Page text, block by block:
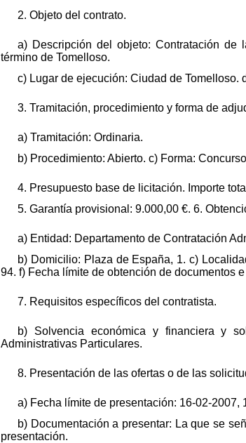
2. Objeto del contrato.
a) Descripción del objeto: Contratación de
término de Tomelloso.
c) Lugar de ejecución: Ciudad de Tomelloso.
3. Tramitación, procedimiento y forma de
a) Tramitación: Ordinaria.
b) Procedimiento: Abierto. c) Forma:
4. Presupuesto base de licitación. Importe
5. Garantía provisional: 9.000,00 €. 6.
a) Entidad: Departamento de Contratación
b) Domicilio: Plaza de España, 1. c)
94. f) Fecha límite de obtención de documentos
7. Requisitos específicos del contratista.
b) Solvencia económica y financiera y
Administrativas Particulares.
8. Presentación de las ofertas o de las
a) Fecha límite de presentación: 16-02-2007,
b) Documentación a presentar: La que se
presentación.